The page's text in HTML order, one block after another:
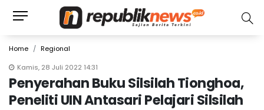
Home
Regional
Kamis, 28 Juli 2022 14:31
Penyerahan Buku Silsilah Tionghoa,
Peneliti UIN Antasari Pelajari Silsilah